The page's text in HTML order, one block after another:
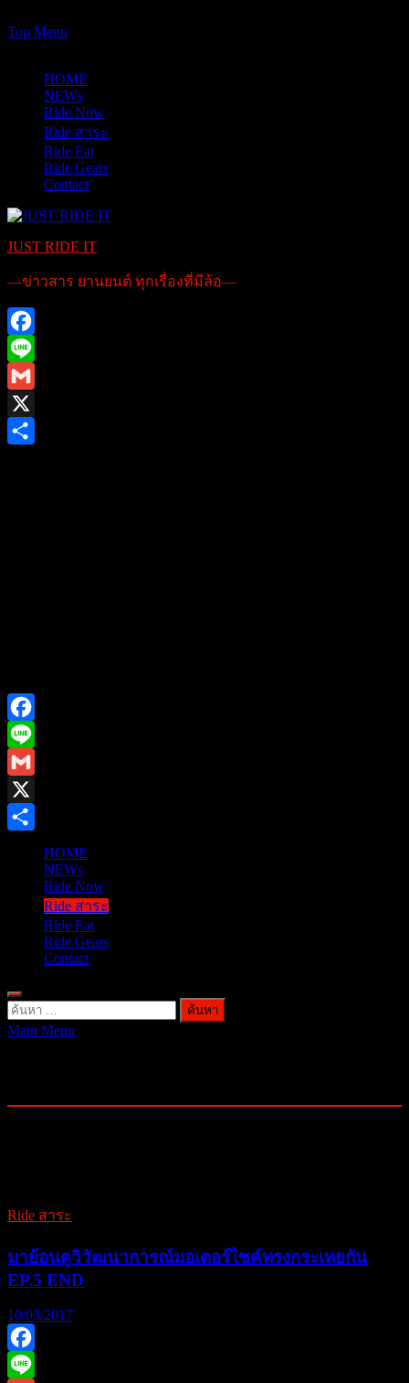
Skip
Top Menu
HOME
NEWs
Ride Now
Ride สาระ
Ride Eat
Ride Gears
Contact
JUST RIDE IT
—ข่าวสาร ยานยนต์ ทุกเรื่องที่มีล้อ—
Facebook
Line
Gmail
X
Facebook
Line
Gmail
X
HOME
NEWs
Ride Now
Ride สาระ
Ride Eat
Ride Gears
Contact
ค้นหา
สำหรับ:
Main Menu
Ride สาระ
มาย้อนดูวิวัฒนาการณ์มอเตอร์ไซค์ทรงกระเทยกัน
EP.5 END
10/03/2017
Facebook